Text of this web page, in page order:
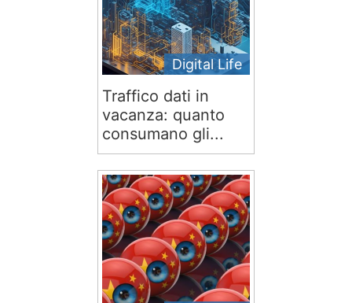
Digital Life
Traffico dati in
vacanza: quanto
consumano gli...